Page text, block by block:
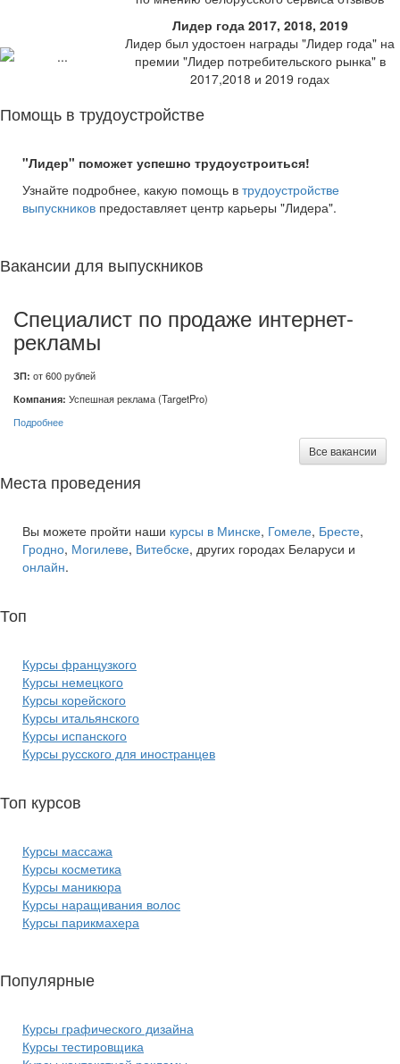
Лидер года 2017, 2018, 2019
Лидер был удостоен награды "Лидер года" на
премии "Лидер потребительского рынка" в
2017,2018 и 2019 годах
Помощь в трудоустройстве
"Лидер" поможет успешно трудоустроиться!
Узнайте подробнее, какую помощь в трудоустройстве
выпускников предоставляет центр карьеры "Лидера".
Вакансии для выпускников
Специалист по продаже интернет-
рекламы
ЗП: от 600 рублей
Компания: Успешная реклама (TargetPro)
Подробнее
Все вакансии
Места проведения
Вы можете пройти наши курсы в Минске, Гомеле, Бресте,
Гродно, Могилеве, Витебске, других городах Беларуси и
онлайн.
Топ
Курсы французкого
Курсы немецкого
Курсы корейского
Курсы итальянского
Курсы испанского
Курсы русского для иностранцев
Топ курсов
Курсы массажа
Курсы косметика
Курсы маникюра
Курсы наращивания волос
Курсы парикмахера
Популярные
Курсы графического дизайна
Курсы тестировщика